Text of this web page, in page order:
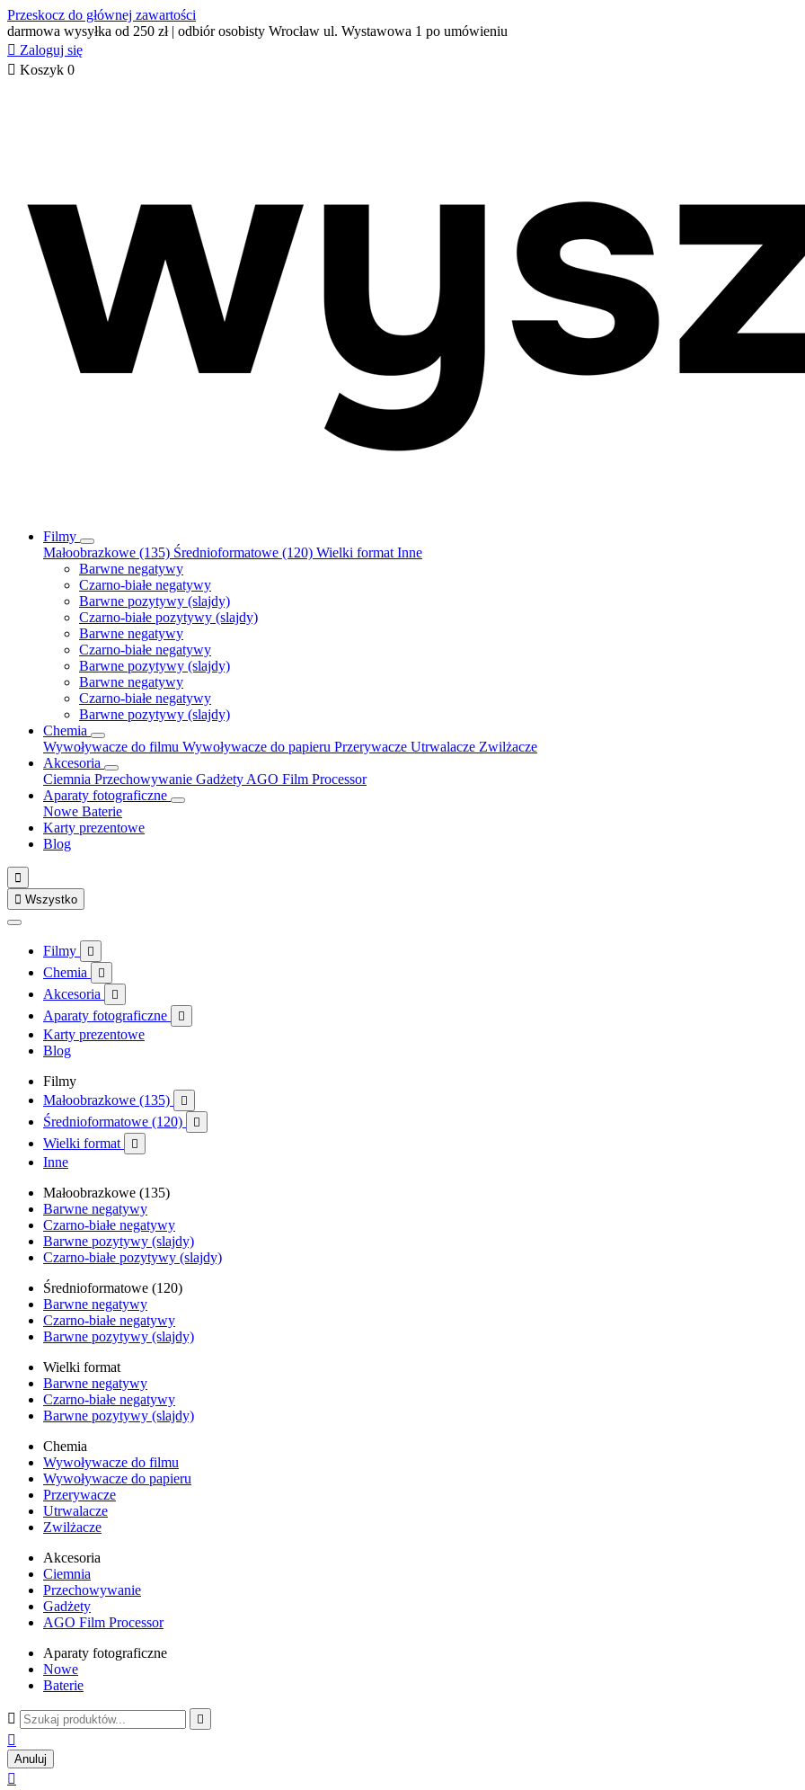
Przeskocz do głównej zawartości
darmowa wysyłka od 250 zł | odbiór osobisty Wrocław ul. Wystawowa 1 po umówieniu
 Zaloguj się
 Koszyk 0
Filmy
Małoobrazkowe (135) Średnioformatowe (120) Wielki format Inne
Barwne negatywy
Czarno-białe negatywy
Barwne pozytywy (slajdy)
Czarno-białe pozytywy (slajdy)
Barwne negatywy
Czarno-białe negatywy
Barwne pozytywy (slajdy)
Barwne negatywy
Czarno-białe negatywy
Barwne pozytywy (slajdy)
Chemia
Wywoływacze do filmu Wywoływacze do papieru Przerywacze Utrwalacze Zwilżacze
Akcesoria
Ciemnia Przechowywanie Gadżety AGO Film Processor
Aparaty fotograficzne
Nowe Baterie
Karty prezentowe
Blog

 Wszystko
Filmy 
Chemia 
Akcesoria 
Aparaty fotograficzne 
Karty prezentowe
Blog
Filmy
Małoobrazkowe (135)

Średnioformatowe (120) 
Wielki format 
Inne
Małoobrazkowe (135)
Barwne negatywy
Czarno-białe negatywy
Barwne pozytywy (slajdy)
Czarno-białe pozytywy (slajdy)
Średnioformatowe (120)
Barwne negatywy
Czarno-białe negatywy
Barwne pozytywy (slajdy)
Wielki format
Barwne negatywy
Czarno-białe negatywy
Barwne pozytywy (slajdy)
Chemia
Wywoływacze do filmu
Wywoływacze do papieru
Przerywacze
Utrwalacze
Zwilżacze
Akcesoria
Ciemnia
Przechowywanie
Gadżety
AGO Film Processor
Aparaty fotograficzne
Nowe
Baterie
 

Anuluj
